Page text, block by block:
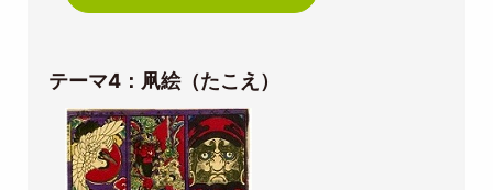
テーマ4：凧絵（たこえ）
Image